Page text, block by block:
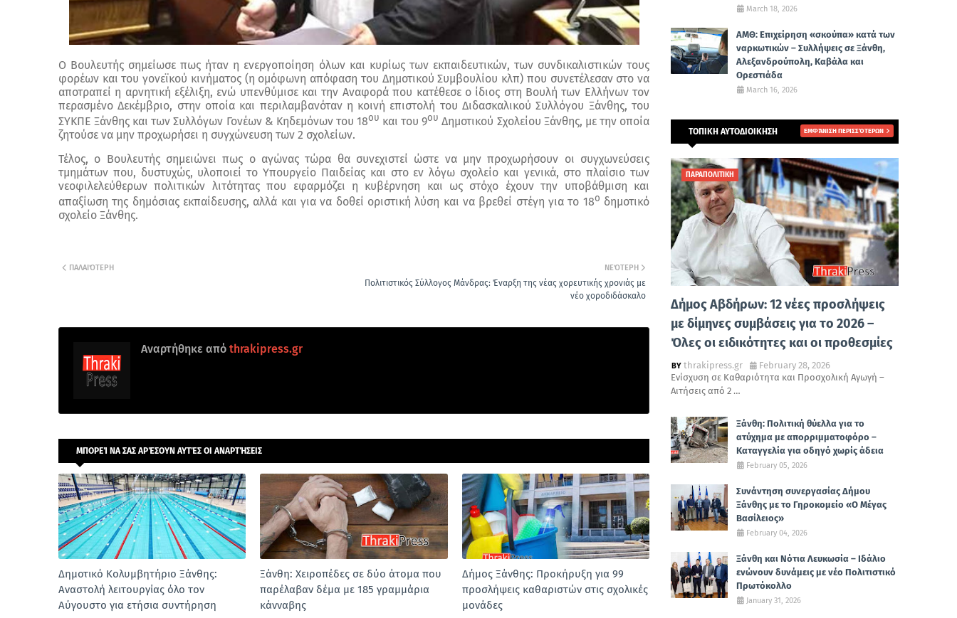
Ο Βουλευτής σημείωσε πως ήταν η ενεργοποίηση όλων και κυρίως των εκπαιδευτικών, των συνδικαλιστικών τους
φορέων και του γονεϊκού κινήματος (η ομόφωνη απόφαση του Δημοτικού Συμβουλίου κλπ) που συνετέλεσαν στο να
αποτραπεί η αρνητική εξέλιξη, ενώ υπενθύμισε και την Αναφορά που κατέθεσε ο ίδιος στη Βουλή των Ελλήνων τον
περασμένο Δεκέμβριο, στην οποία και περιλαμβανόταν η κοινή επιστολή του Διδασκαλικού Συλλόγου Ξάνθης, του
ΣΥΚΠΕ Ξάνθης και των Συλλόγων Γονέων & Κηδεμόνων του 18ου και του 9ου Δημοτικού Σχολείου Ξάνθης, με την οποία
ζητούσε να μην προχωρήσει η συγχώνευση των 2 σχολείων.
Τέλος, ο Βουλευτής σημειώνει πως ο αγώνας τώρα θα συνεχιστεί ώστε να μην προχωρήσουν οι συγχωνεύσεις
τμημάτων που, δυστυχώς, υλοποιεί το Υπουργείο Παιδείας και στο εν λόγω σχολείο και γενικά, στο πλαίσιο των
νεοφιλελεύθερων πολιτικών λιτότητας που εφαρμόζει η κυβέρνηση και ως στόχο έχουν την υποβάθμιση και
απαξίωση της δημόσιας εκπαίδευσης, αλλά και για να δοθεί οριστική λύση και να βρεθεί στέγη για το 18ο δημοτικό
σχολείο Ξάνθης.
ΝΕΌΤΕΡΗ
Πολιτιστικός Σύλλογος Μάνδρας: Έναρξη της νέας χορευτικής χρονιάς με
νέο χοροδιδάσκαλο
ΠΑΛΑΙΌΤΕΡΗ
Αναρτήθηκε από thrakipress.gr
ΜΠΟΡΕΊ ΝΑ ΣΑΣ ΑΡΈΣΟΥΝ ΑΥΤΈΣ ΟΙ ΑΝΑΡΤΉΣΕΙΣ
Δημοτικό Κολυμβητήριο Ξάνθης:
Αναστολή λειτουργίας όλο τον
Αύγουστο για ετήσια συντήρηση
Ξάνθη: Χειροπέδες σε δύο άτομα που
παρέλαβαν δέμα με 185 γραμμάρια
κάνναβης
Δήμος Ξάνθης: Προκήρυξη για 99
προσλήψεις καθαριστών στις σχολικές
μονάδες
March 18, 2026
ΑΜΘ: Επιχείρηση «σκούπα» κατά των
ναρκωτικών – Συλλήψεις σε Ξάνθη,
Αλεξανδρούπολη, Καβάλα και
Ορεστιάδα
March 16, 2026
ΤΟΠΙΚΗ ΑΥΤΟΔΙΟΙΚΗΣΗ ΕΜΦΆΝΙΣΗ ΠΕΡΙΣΣΌΤΕΡΩΝ
ΠΑΡΑΠΟΛΙΤΙΚΗ
Δήμος Αβδήρων: 12 νέες προσλήψεις
με δίμηνες συμβάσεις για το 2026 –
Όλες οι ειδικότητες και οι προθεσμίες
thrakipress.gr
February 28, 2026
Ενίσχυση σε Καθαριότητα και Προσχολική Αγωγή –
Αιτήσεις από 2 …
Ξάνθη: Πολιτική θύελλα για το
ατύχημα με απορριμματοφόρο –
Καταγγελία για οδηγό χωρίς άδεια
February 05, 2026
Συνάντηση συνεργασίας Δήμου
Ξάνθης με το Γηροκομείο «Ο Μέγας
Βασίλειος»
February 04, 2026
Ξάνθη και Νότια Λευκωσία – Ιδάλιο
ενώνουν δυνάμεις με νέο Πολιτιστικό
Πρωτόκολλο
January 31, 2026